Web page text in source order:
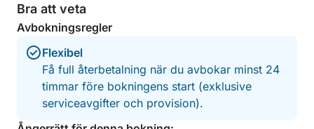
Bra att veta
Avbokningsregler
Flexibel
Få full återbetalning när du avbokar minst 24
timmar före bokningens start (exklusive
serviceavgifter och provision).